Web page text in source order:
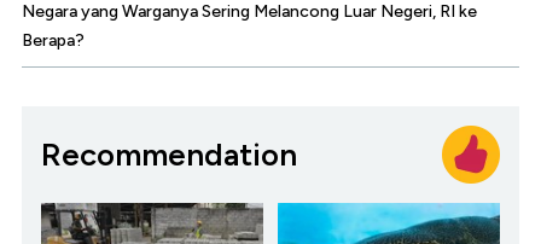
Negara yang Warganya Sering Melancong Luar Negeri, RI ke
Berapa?
Recommendation